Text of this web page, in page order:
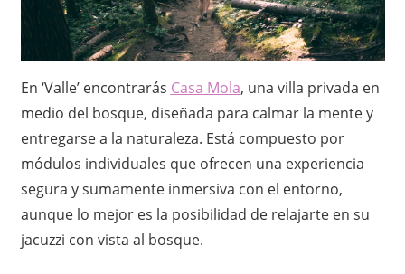
En ‘Valle’ encontrarás Casa Mola, una villa privada en
medio del bosque, diseñada para calmar la mente y
entregarse a la naturaleza. Está compuesto por
módulos individuales que ofrecen una experiencia
segura y sumamente inmersiva con el entorno,
aunque lo mejor es la posibilidad de relajarte en su
jacuzzi con vista al bosque.